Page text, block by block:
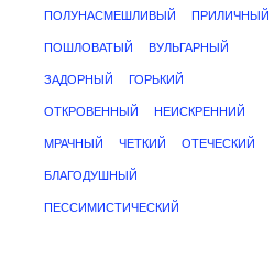
ПОЛУНАСМЕШЛИВЫЙ ПРИЛИЧНЫЙ
ПОШЛОВАТЫЙ ВУЛЬГАРНЫЙ
ЗАДОРНЫЙ ГОРЬКИЙ
ОТКРОВЕННЫЙ НЕИСКРЕННИЙ
МРАЧНЫЙ ЧЕТКИЙ ОТЕЧЕСКИЙ
БЛАГОДУШНЫЙ
ПЕССИМИСТИЧЕСКИЙ